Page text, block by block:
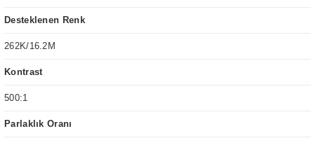
Desteklenen Renk
262K/16.2M
Kontrast
500:1
Parlaklık Oranı